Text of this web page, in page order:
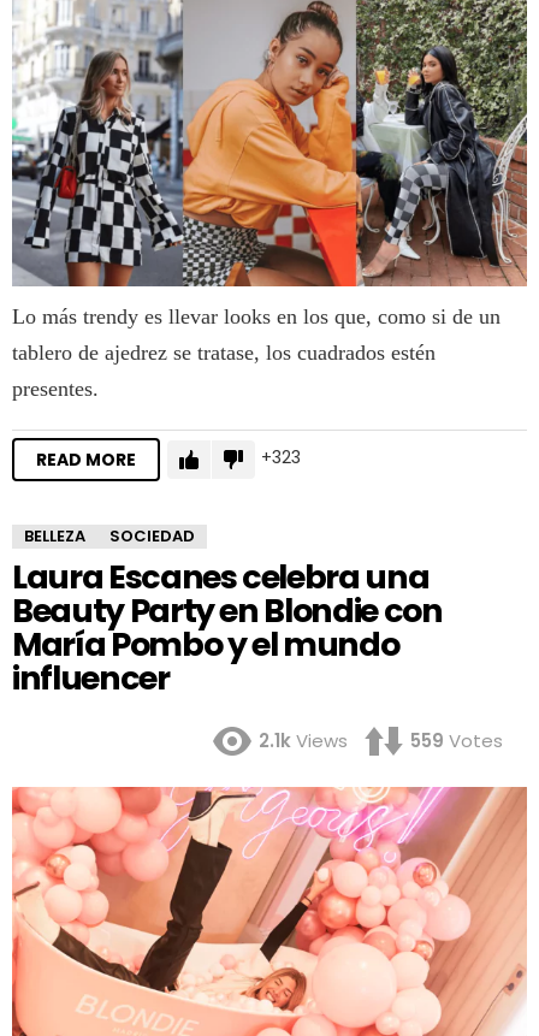
Lo más trendy es llevar looks en los que, como si de un
tablero de ajedrez se tratase, los cuadrados estén
presentes.
READ MORE 323
BELLEZA SOCIEDAD
Laura Escanes celebra una
Beauty Party en Blondie con
María Pombo y el mundo
influencer
2.1kViews 559 Votes